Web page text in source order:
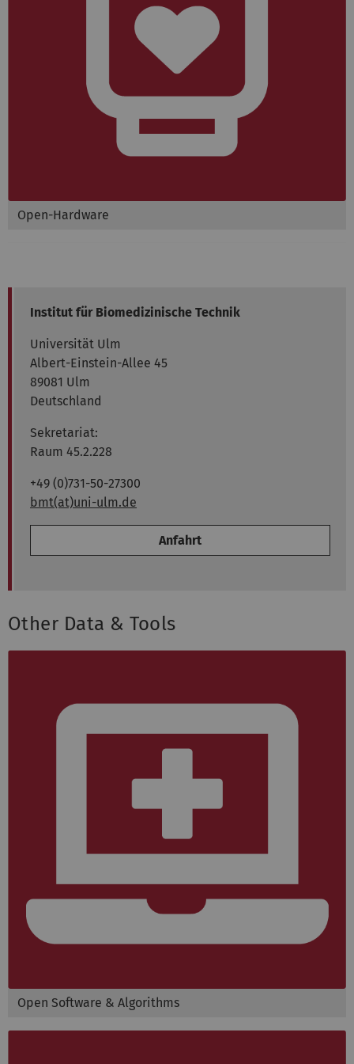
Open-Hardware
Institut für Biomedizinische Technik
Universität Ulm
Albert-Einstein-Allee 45
89081 Ulm
Deutschland
Sekretariat:
Raum 45.2.228
+49 (0)731-50-27300
bmt(at)uni-ulm.de
Anfahrt
Other Data & Tools
Open Software & Algorithms